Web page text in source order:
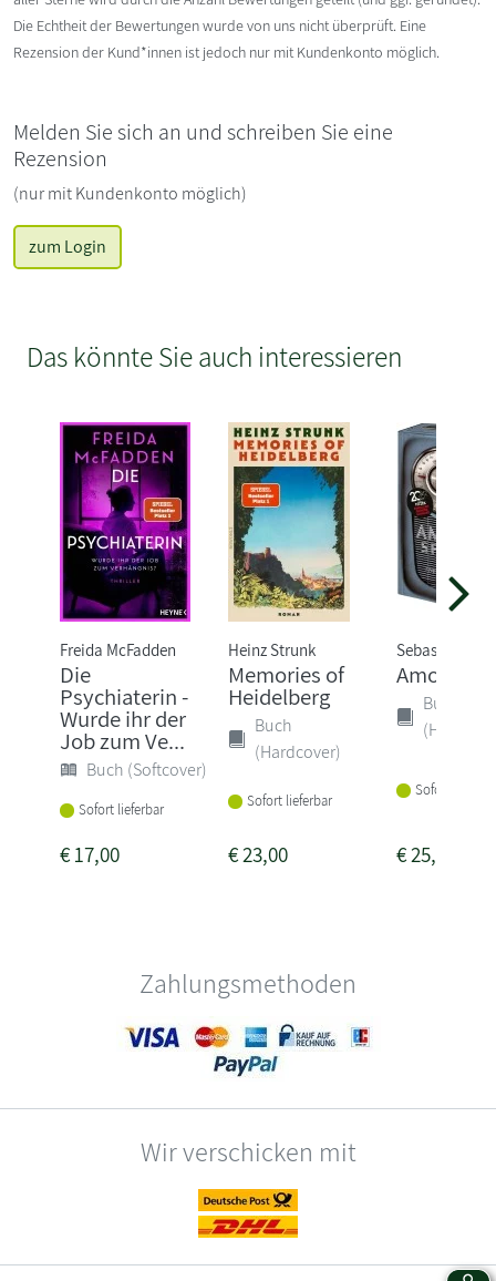
Die Echtheit der Bewertungen wurde von uns nicht überprüft. Eine
Rezension der Kund*innen ist jedoch nur mit Kundenkonto möglich.
Melden Sie sich an und schreiben Sie eine
Rezension
(nur mit Kundenkonto möglich)
zum Login
Das könnte Sie auch interessieren
Freida McFadden
Die
Psychiaterin -
Wurde ihr der
Job zum Ve...
Buch (Softcover)
Sofort lieferbar
€17,00
Heinz Strunk
Memories of
Heidelberg
Buch
(Hardcover)
Sofort lieferbar
€23,00
Sebastian
Amokspiel
Buch
Sofort
€25,00
Zahlungsmethoden
Wir verschicken mit